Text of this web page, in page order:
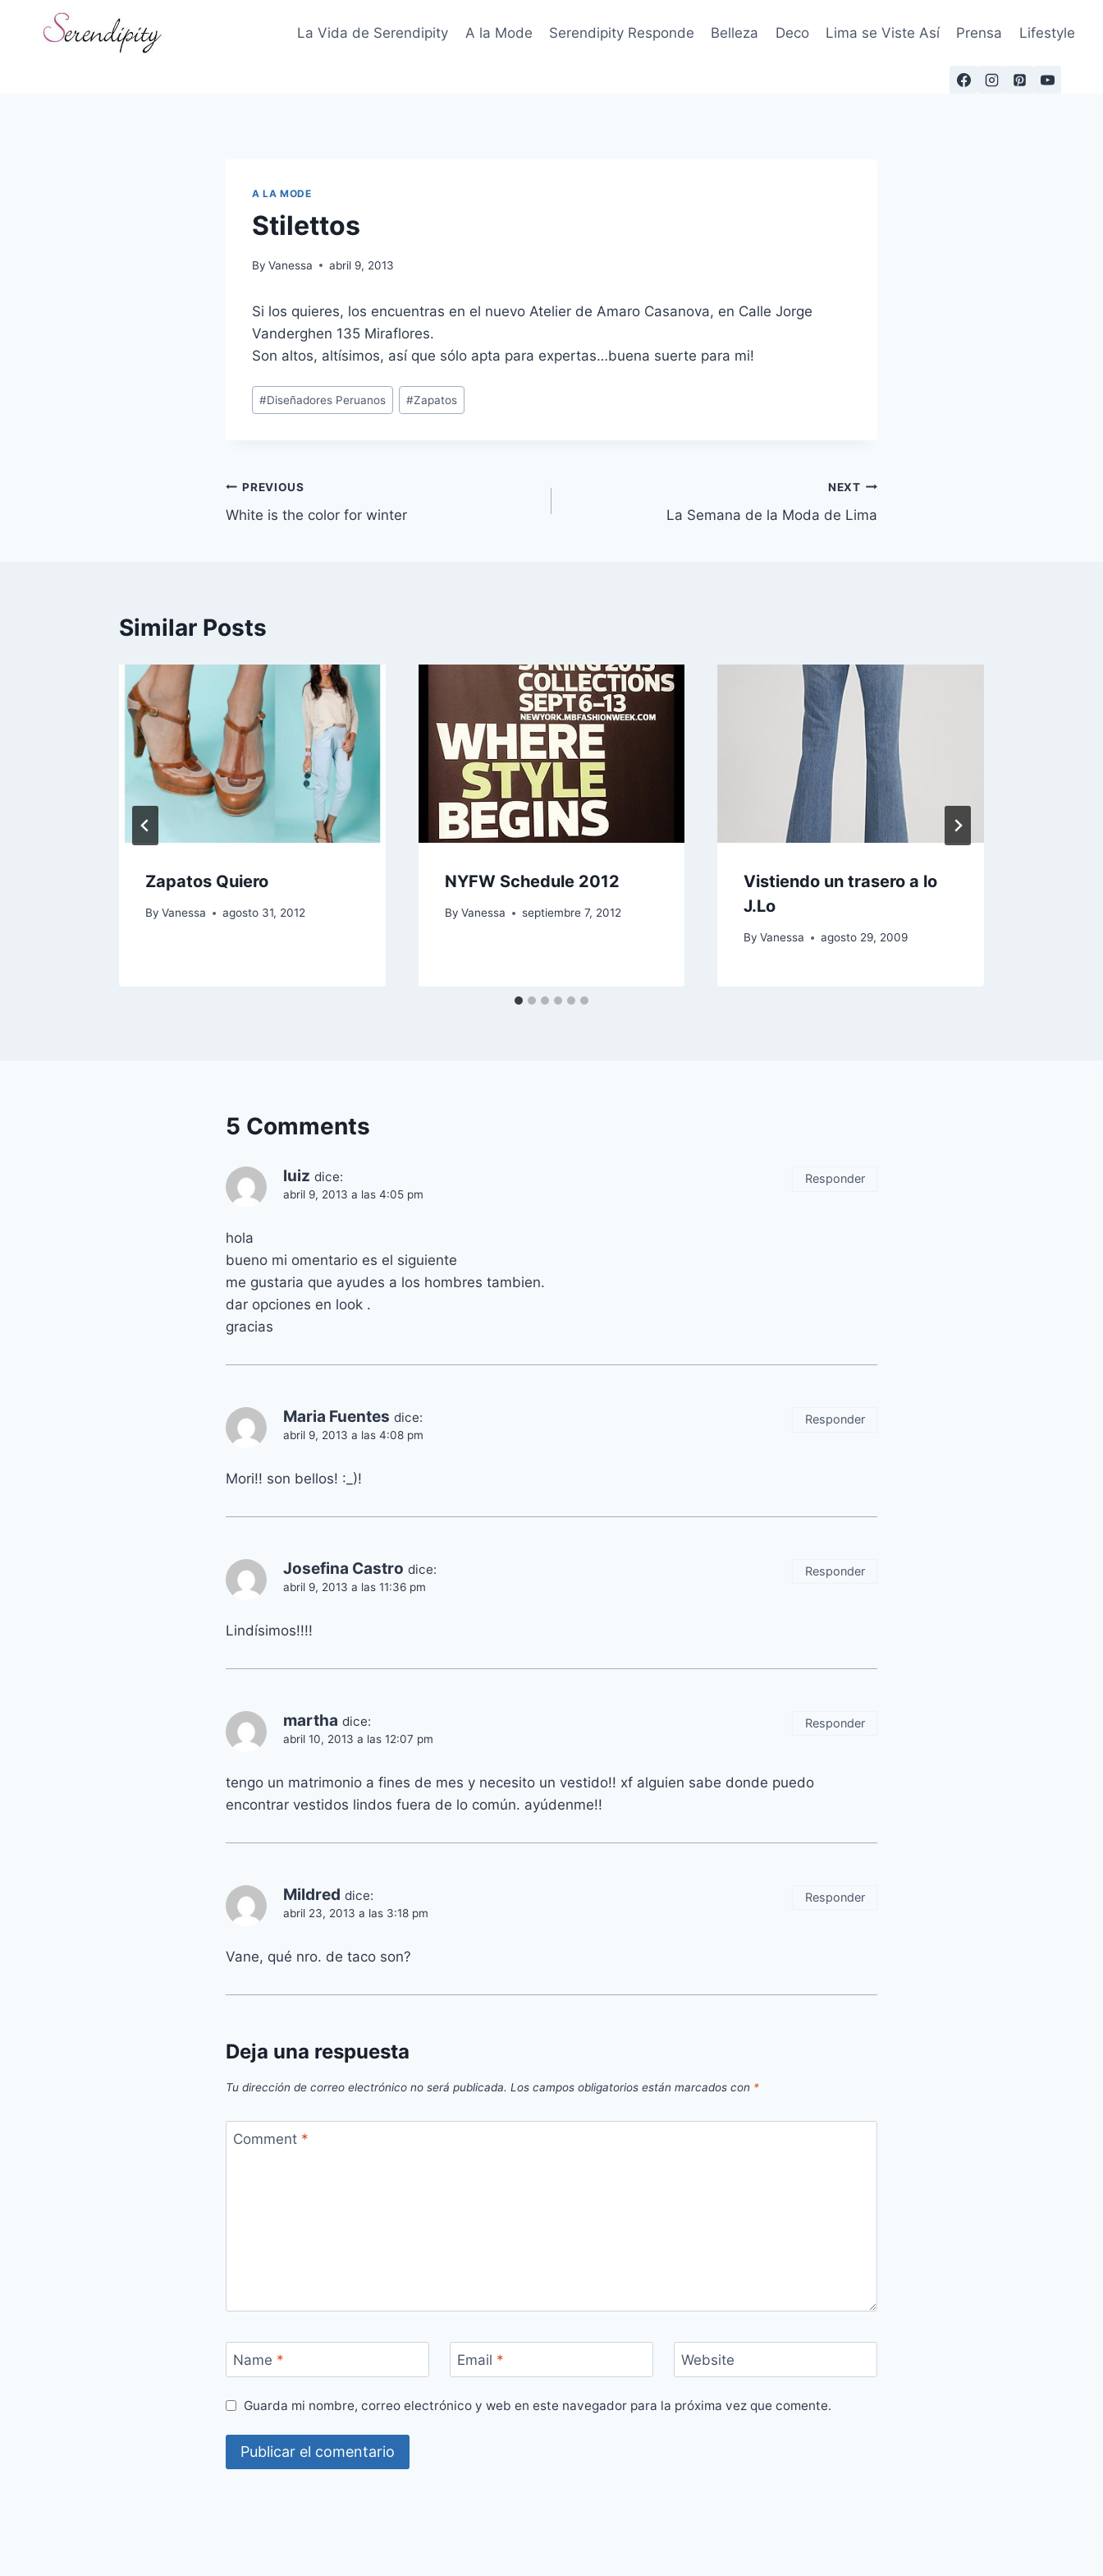
La Vida de Serendipity A la Mode Serendipity Responde Belleza Deco Lima se Viste Así Prensa Lifestyle
A LA MODE
Stilettos
By Vanessa abril 9, 2013
Si los quieres, los encuentras en el nuevo Atelier de Amaro Casanova, en Calle Jorge
Vanderghen 135 Miraflores.
Son altos, altísimos, así que sólo apta para expertas…buena suerte para mi!
Post
Tags:
#Diseñadores Peruanos #Zapatos
Navegación
de
PREVIOUS
White is the color for winter
NEXT
La Semana de la Moda de Lima
Similar Posts
Zapatos Quiero
By Vanessa agosto 31, 2012
NYFW Schedule 2012
By Vanessa septiembre 7, 2012
Vistiendo un trasero a lo
J.Lo
By Vanessa agosto 29, 2009
5 Comments
luiz dice:
abril 9, 2013 a las 4:05 pm
hola
bueno mi omentario es el siguiente
me gustaria que ayudes a los hombres tambien.
dar opciones en look .
gracias
Responder
Maria Fuentes dice:
abril 9, 2013 a las 4:08 pm
Mori!! son bellos! :_)!
Responder
Josefina Castro dice:
abril 9, 2013 a las 11:36 pm
Lindísimos!!!!
Responder
martha dice:
abril 10, 2013 a las 12:07 pm
tengo un matrimonio a fines de mes y necesito un vestido!! xf alguien sabe donde puedo
encontrar vestidos lindos fuera de lo común. ayúdenme!!
Responder
Mildred dice:
abril 23, 2013 a las 3:18 pm
Vane, qué nro. de taco son?
Responder
Deja una respuesta
Tu dirección de correo electrónico no será publicada. Los campos obligatorios están marcados con *
Comment *
Name * Email * Website
Guarda mi nombre, correo electrónico y web en este navegador para la próxima vez que comente.